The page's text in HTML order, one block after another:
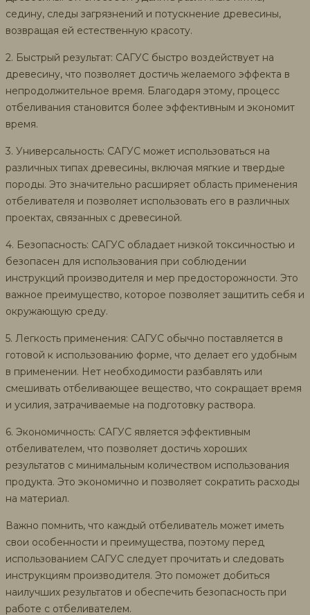
седину, следы загрязнений и потускнение древесины,
возвращая ей естественную красоту.
2. Быстрый результат: САГУС быстро воздействует на
древесину, что позволяет достичь желаемого эффекта в
непродолжительное время. Благодаря этому, процесс
отбеливания становится более эффективным и экономит
время.
3. Универсальность: САГУС может использоваться на
различных типах древесины, включая мягкие и твердые
породы. Это значительно расширяет область применения
отбеливателя и позволяет использовать его в различных
проектах, связанных с древесиной.
4. Безопасность: САГУС обладает низкой токсичностью и
безопасен для использования при соблюдении
инструкций производителя и мер предосторожности. Это
важное преимущество, которое позволяет защитить себя и
окружающую среду.
5. Легкость применения: САГУС обычно поставляется в
готовой к использованию форме, что делает его удобным
в применении. Нет необходимости разбавлять или
смешивать отбеливающее вещество, что сокращает время
и усилия, затрачиваемые на подготовку раствора.
6. Экономичность: САГУС является эффективным
отбеливателем, что позволяет достичь хороших
результатов с минимальным количеством использования
продукта. Это экономично и позволяет сократить расходы
на материал.
Важно помнить, что каждый отбеливатель может иметь
свои особенности и преимущества, поэтому перед
использованием САГУС следует прочитать и следовать
инструкциям производителя. Это поможет добиться
наилучших результатов и обеспечить безопасность при
работе с отбеливателем.